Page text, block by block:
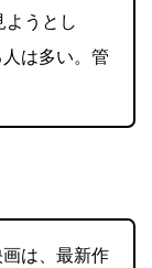
ようとし
は多い。管
は、最新作